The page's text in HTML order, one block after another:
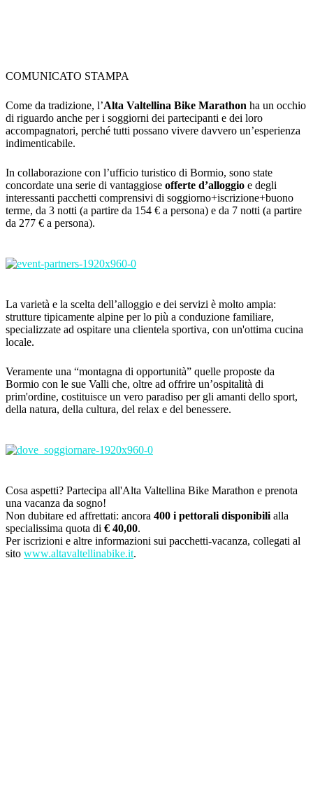
COMUNICATO STAMPA
Come da tradizione, l’Alta Valtellina Bike Marathon ha un occhio
di riguardo anche per i soggiorni dei partecipanti e dei loro
accompagnatori, perché tutti possano vivere davvero un’esperienza
indimenticabile.
In collaborazione con l’ufficio turistico di Bormio, sono state
concordate una serie di vantaggiose offerte d’alloggio e degli
interessanti pacchetti comprensivi di soggiorno+iscrizione+buono
terme, da 3 notti (a partire da 154 € a persona) e da 7 notti (a partire
da 277 € a persona).
La varietà e la scelta dell’alloggio e dei servizi è molto ampia:
strutture tipicamente alpine per lo più a conduzione familiare,
specializzate ad ospitare una clientela sportiva, con un'ottima cucina
locale.
Veramente una “montagna di opportunità” quelle proposte da
Bormio con le sue Valli che, oltre ad offrire un’ospitalità di
prim'ordine, costituisce un vero paradiso per gli amanti dello sport,
della natura, della cultura, del relax e del benessere.
Cosa aspetti? Partecipa all'Alta Valtellina Bike Marathon e prenota
una vacanza da sogno!
Non dubitare ed affrettati: ancora 400 i pettorali disponibilialla
specialissima quota di € 40,00.
Per iscrizioni e altre informazioni sui pacchetti-vacanza, collegati al
sito www.altavaltellinabike.it.